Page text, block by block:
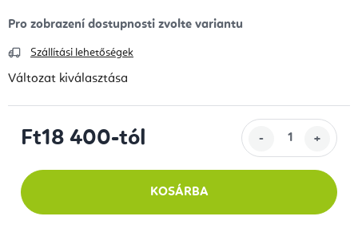
Szállítási lehetőségek
Változat kiválasztása
Ft18 400-tól
KOSÁRBA